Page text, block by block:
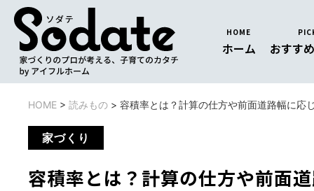
HOME
ホーム おすすめ
HOME > 読みもの > 容積率とは？計算の仕方や前面道路幅に応
家づくり
容積率とは？計算の仕方や前面